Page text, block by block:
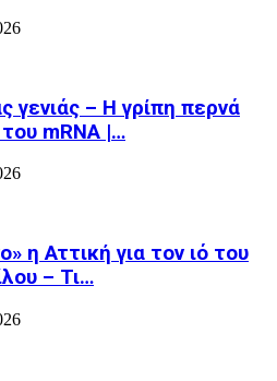
γενιάς – Η γρίπη περνά
mRNA |…
η Αττική για τον ιό του
– Τι…